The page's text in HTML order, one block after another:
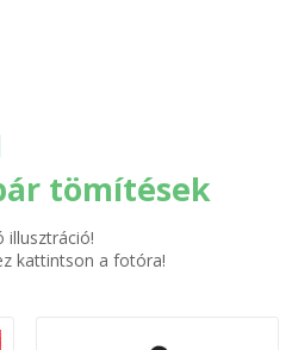
Egyedi gyártás
Hírek
tömítések
illusztráció!
kattintson a fotóra!